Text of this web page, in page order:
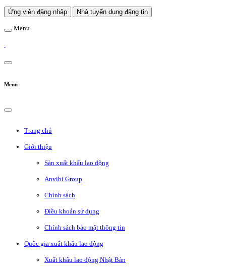
Ứng viên đăng nhập Nhà tuyển dụng đăng tin
Menu
Menu
Trang chủ
Giới thiệu
Sàn xuất khẩu lao động
Anvibi Group
Chính sách
Điều khoản sử dụng
Chính sách bảo mật thông tin
Quốc gia xuất khẩu lao động
Xuất khẩu lao động Nhật Bản